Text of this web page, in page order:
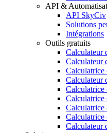
API &
API SkyCiv
Solutions
Intégrations
Outils gratuits
Calculateur
Calculateur
Calculatrice
Calculateur
Calculatrice
Calculatrice
Calculatrice
Calculatrice
Calculateur